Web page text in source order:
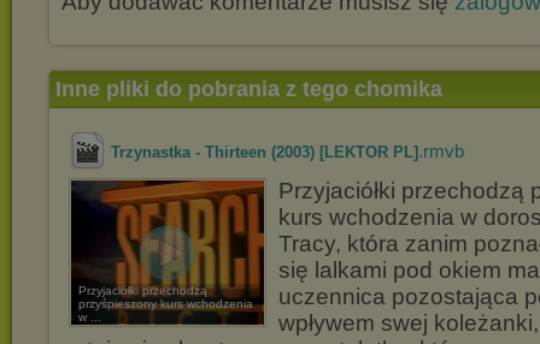
Inne pliki do pobrania z tego chomika
Trzynastka - Thirteen (2003) [LEKTOR PL] .rmvb
Przyjaciółki przechodzą
przyśpieszony kurs wchodzenia
w ...
Przyjaciółki przechodzą
kurs wchodzenia w
Tracy, która zanim
się lalkami pod okiem
uczennica pozostająca
wpływem swej